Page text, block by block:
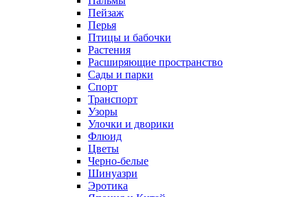
Пейзаж
Перья
Птицы и бабочки
Растения
Расширяющие пространство
Сады и парки
Спорт
Транспорт
Узоры
Улочки и дворики
Флюид
Цветы
Черно-белые
Шинуазри
Эротика